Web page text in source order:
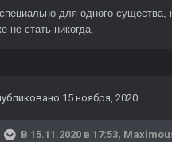
для одного
не стать никогда.
15 ноября, 2020
В 15.11.2020 в 17:53,